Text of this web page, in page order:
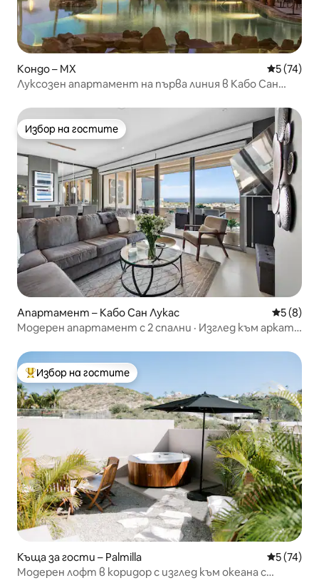
Кондо – MX Средна
5 (74)
Луксозен апартамент на първа линия в Кабо Сан
Избор на гостите
Избор на гостите
Апартамент – Кабо Сан Лукас Средна
5 (8)
Модерен апартамент с 2 спални · Изглед към арката
Най-популярен избор на гостите
Избор на гостите
Къща за гости – Palmilla Средна
5 (74)
Модерен лофт в коридор с изглед към океана с